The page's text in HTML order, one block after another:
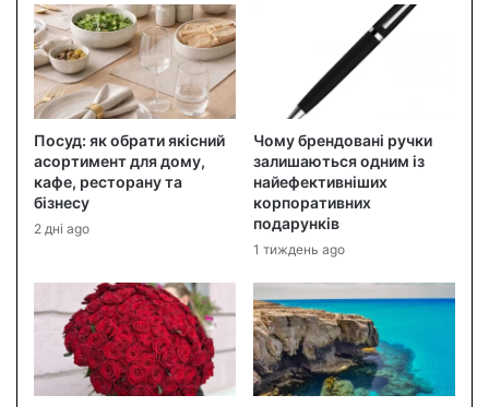
Посуд: як обрати якісний
асортимент для дому,
кафе, ресторану та
бізнесу
2 дні ago
Чому брендовані ручки
залишаються одним із
найефективніших
корпоративних
подарунків
1 тиждень ago